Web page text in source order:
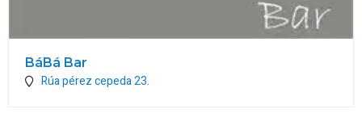
BáBá Bar
Rúa pérez cepeda 23.